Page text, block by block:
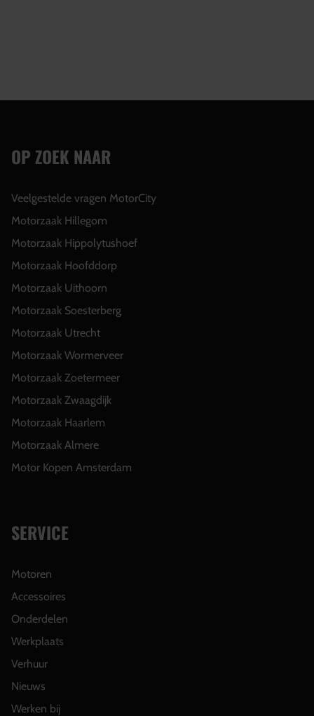
OP ZOEK NAAR
Veelgestelde vragen MotorCity
Motorzaak Hillegom
Motorzaak Hippolytushoef
Motorzaak Hoofddorp
Motorzaak Uithoorn
Motorzaak Soesterberg
Motorzaak Utrecht
Motorzaak Wormerveer
Motorzaak Zoetermeer
Motorzaak Zwaagdijk
Motorzaak Haarlem
Motorzaak Almere
Motor Kopen Amsterdam
SERVICE
Motoren
Accessoires
Onderdelen
Werkplaats
Verhuur
Nieuws
Werken bij